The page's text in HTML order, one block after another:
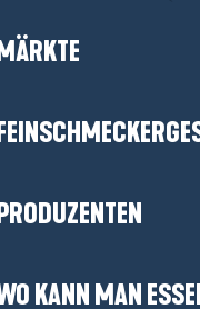
KANN MAN
(1Km)